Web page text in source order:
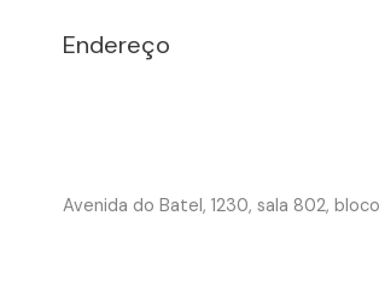
Endereço
Avenida do Batel, 1230, sala 802,